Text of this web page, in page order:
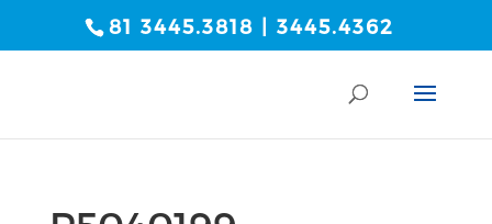
81 3445.3818 | 3445.4362